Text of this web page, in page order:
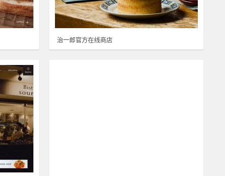
治一郎官方在线商店